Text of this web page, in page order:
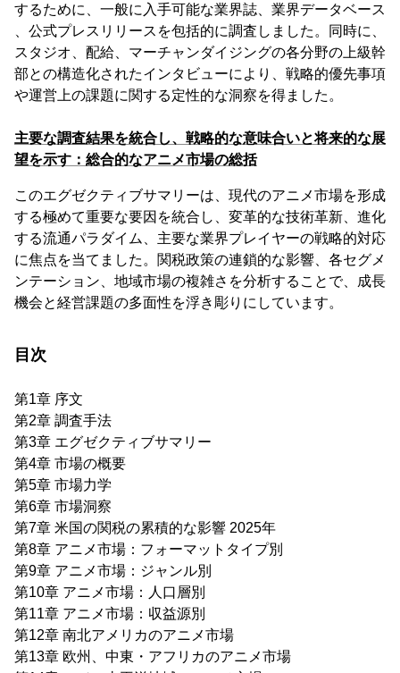
するために、一般に入手可能な業界誌、業界データベース
、公式プレスリリースを包括的に調査しました。同時に、
スタジオ、配給、マーチャンダイジングの各分野の上級幹
部との構造化されたインタビューにより、戦略的優先事項
や運営上の課題に関する定性的な洞察を得ました。
主要な調査結果を統合し、戦略的な意味合いと将来的な展
望を示す：総合的なアニメ市場の総括
このエグゼクティブサマリーは、現代のアニメ市場を形成
する極めて重要な要因を統合し、変革的な技術革新、進化
する流通パラダイム、主要な業界プレイヤーの戦略的対応
に焦点を当てました。関税政策の連鎖的な影響、各セグメ
ンテーション、地域市場の複雑さを分析することで、成長
機会と経営課題の多面性を浮き彫りにしています。
目次
第1章 序文
第2章 調査手法
第3章 エグゼクティブサマリー
第4章 市場の概要
第5章 市場力学
第6章 市場洞察
第7章 米国の関税の累積的な影響 2025年
第8章 アニメ市場：フォーマットタイプ別
第9章 アニメ市場：ジャンル別
第10章 アニメ市場：人口層別
第11章 アニメ市場：収益源別
第12章 南北アメリカのアニメ市場
第13章 欧州、中東・アフリカのアニメ市場